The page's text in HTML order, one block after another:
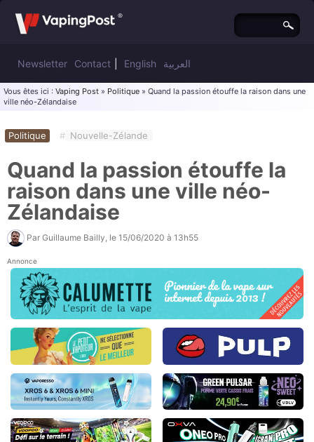
Newsletter Contact English العربية
Vous êtes ici : Vaping Post » Politique » Quand la passion étouffe la raison dans une
ville néo-Zélandaise
Politique # Nouvelle-Zélande
Quand la passion étouffe la
raison dans une ville néo-
Zélandaise
Par Guillaume Bailly , le 15/06/2020 à 13h55
Annonce